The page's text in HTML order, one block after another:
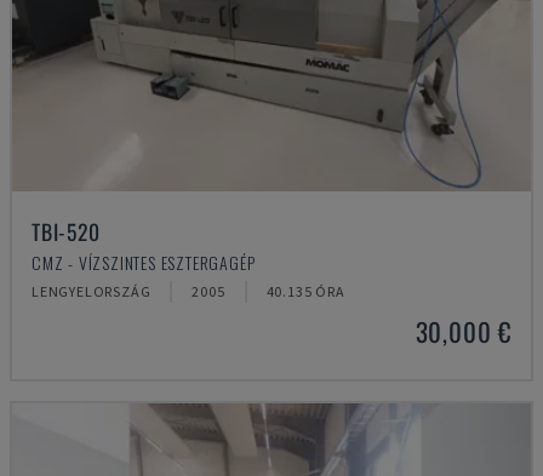
TBI-520
CMZ - VÍZSZINTES ESZTERGAGÉP
LENGYELORSZÁG 2005 40.135 ÓRA
30,000 €